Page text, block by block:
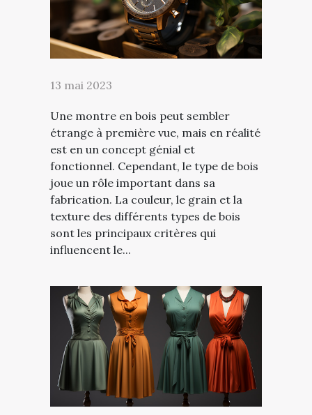
13 mai 2023
Une montre en bois peut sembler
étrange à première vue, mais en réalité
est en un concept génial et
fonctionnel. Cependant, le type de bois
joue un rôle important dans sa
fabrication. La couleur, le grain et la
texture des différents types de bois
sont les principaux critères qui
influencent le...